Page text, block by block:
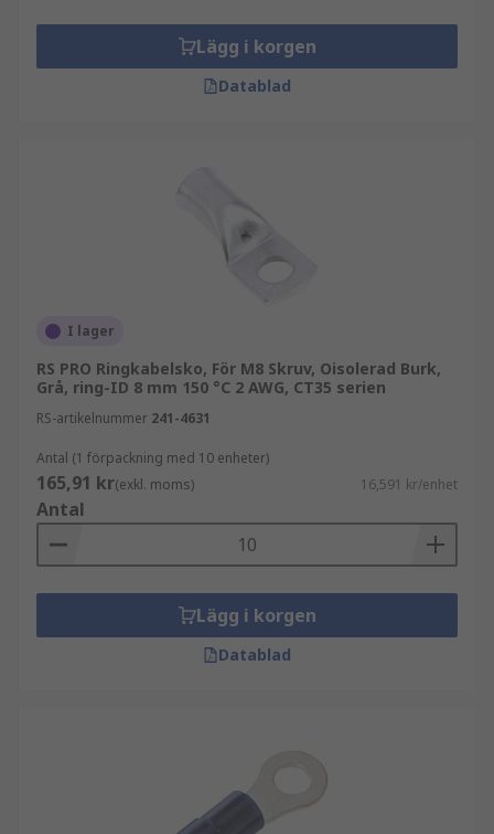
Lägg i korgen
Datablad
I lager
RS PRO Ringkabelsko, För M8 Skruv, Oisolerad Burk,
Grå, ring-ID 8 mm 150 °C 2 AWG, CT35 serien
RS-artikelnummer 241-4631
Antal (1 förpackning med 10 enheter)
165,91 kr(exkl. moms) 16,591 kr/enhet
Antal
Lägg i korgen
Datablad